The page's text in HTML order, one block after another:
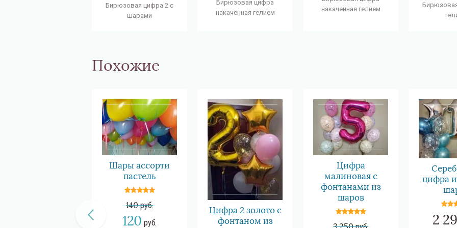
Бирюзовая цифра 2 с
шарами
Бирюзовая цифра
накаченная гелием
накаченная гелием
Похожие
Шары ассорти
пастель
120 руб.
140руб.
Цифра 2 золото с
фонтаном из
Цифра
малиновая с
фонтанами из
шаров
цифра
2